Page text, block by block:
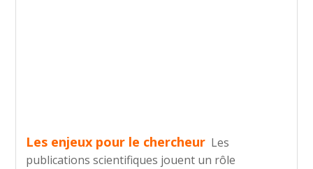
Les enjeux pour le chercheur Les
publications scientifiques jouent un rôle